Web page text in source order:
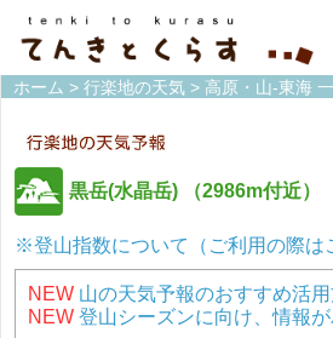
ホーム > 行楽地の天気 > 高原・山-東海
黒岳(水晶岳) （2986m付近）
※登山指数について（ご利用の際は
NEW 山の天気予報のおすすめ活用
NEW 登山シーズンに向け、情報が